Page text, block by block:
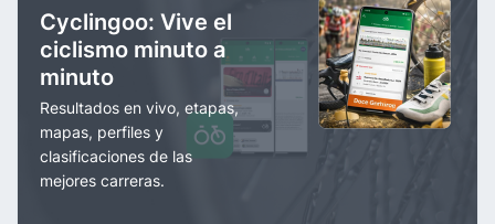
Cyclingoo: Vive el
ciclismo minuto a
minuto
Resultados en vivo, etapas,
mapas, perfiles y
clasificaciones de las
mejores carreras.